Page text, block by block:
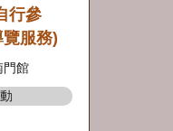
行參
服務)
門館